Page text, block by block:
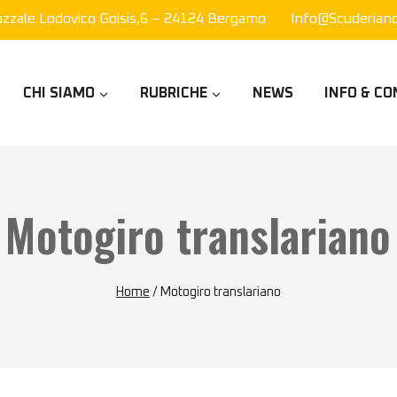
Lodovico Goisis,6 – 24124 Bergamo
CHI SIAMO RUBRICHE NEWS INFO &
Motogiro translariano
Home / Motogiro translariano